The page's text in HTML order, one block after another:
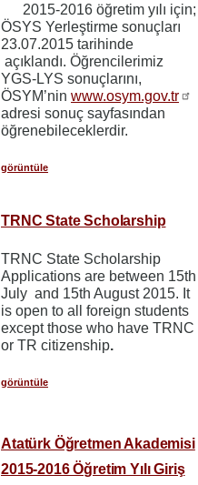
2015-2016 öğretim yılı için;
ÖSYS Yerleştirme sonuçları
23.07.2015 tarihinde
açıklandı. Öğrencilerimiz
YGS-LYS sonuçlarını,
ÖSYM’nin www.osym.gov.tr
adresi sonuç sayfasından
öğrenebileceklerdir.
görüntüle
TRNC State Scholarship
TRNC State Scholarship
Applications are between 15th
July and 15th August 2015. It
is open to all foreign students
except those who have TRNC
or TR citizenship.
görüntüle
Atatürk Öğretmen Akademisi
2015-2016 Öğretim Yılı Giriş